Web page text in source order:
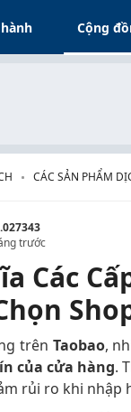
Cộng
CÁC SẢN PHẨM
trước
Các
trên Taobao,
của cửa hàng.
rủi ro khi nhập